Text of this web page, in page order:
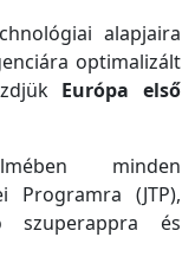
alapjaira
optimalizált
Európa első
minden
Programra (JTP),
szuperappra és